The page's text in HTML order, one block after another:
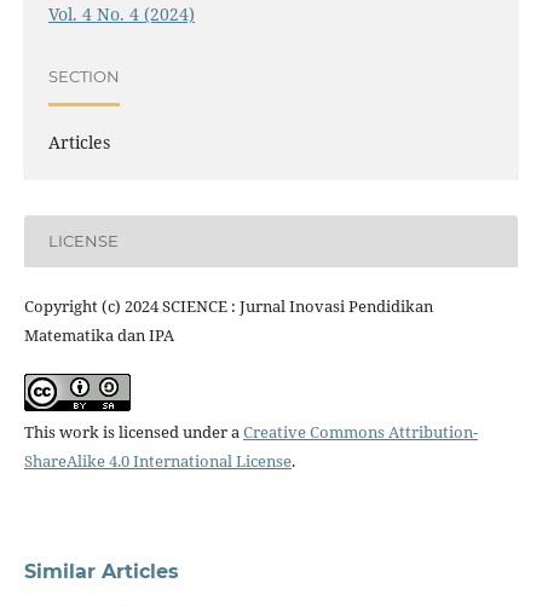
Vol. 4 No. 4 (2024)
SECTION
Articles
LICENSE
Copyright (c) 2024 SCIENCE : Jurnal Inovasi Pendidikan
Matematika dan IPA
This work is licensed under aCreative Commons Attribution-
ShareAlike 4.0 International License.
Similar Articles